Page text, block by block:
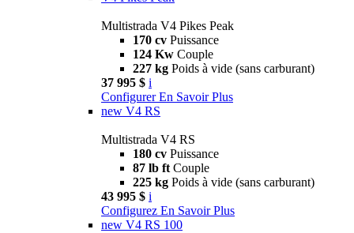
Multistrada V4 Pikes Peak
170 cv Puissance
124 Kw Couple
227 kg Poids à vide (sans carburant)
37 995 $ i
Configurer En Savoir Plus
new V4 RS
Multistrada V4 RS
180 cv Puissance
87 lb ft Couple
225 kg Poids à vide (sans carburant)
43 995 $ i
Configurez En Savoir Plus
new V4 RS 100